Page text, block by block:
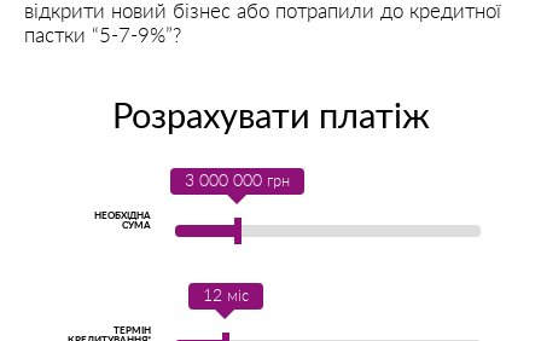
відкрити новий бізнес або потрапили до кредитної
пастки “5-7-9%”?
Розрахувати платіж
НЕОБХІДНА
СУМА
3 000 000 грн
ТЕРМІН
12 міс